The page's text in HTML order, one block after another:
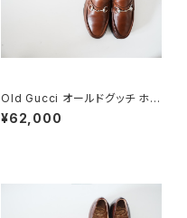
Old Gucci オールドグッチ ホー
スビットローファー 40.5D 緑タ
グ
¥62,000